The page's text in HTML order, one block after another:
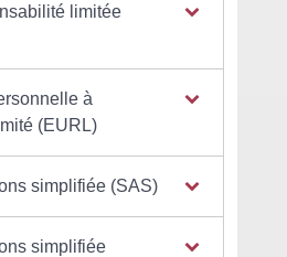
limitée
à
(EURL)
simplifiée (SAS)
simplifiée